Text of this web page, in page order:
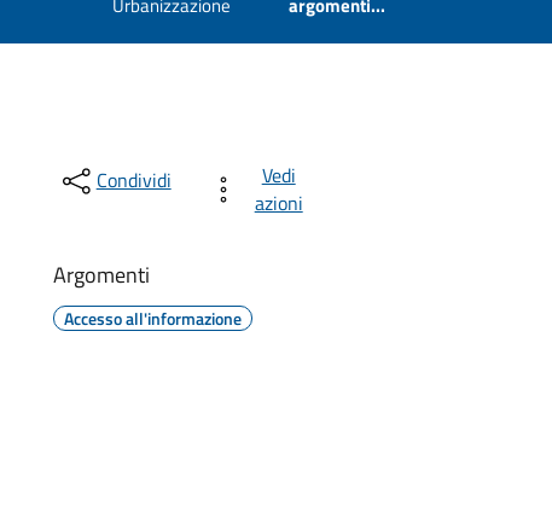
Condividi
Vedi
azioni
Argomenti
Accesso all'informazione